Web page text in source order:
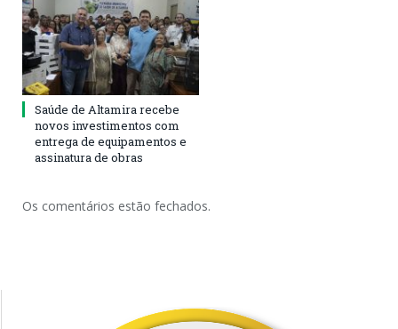
Saúde de Altamira recebe
novos investimentos com
entrega de equipamentos e
assinatura de obras
Os comentários estão fechados.